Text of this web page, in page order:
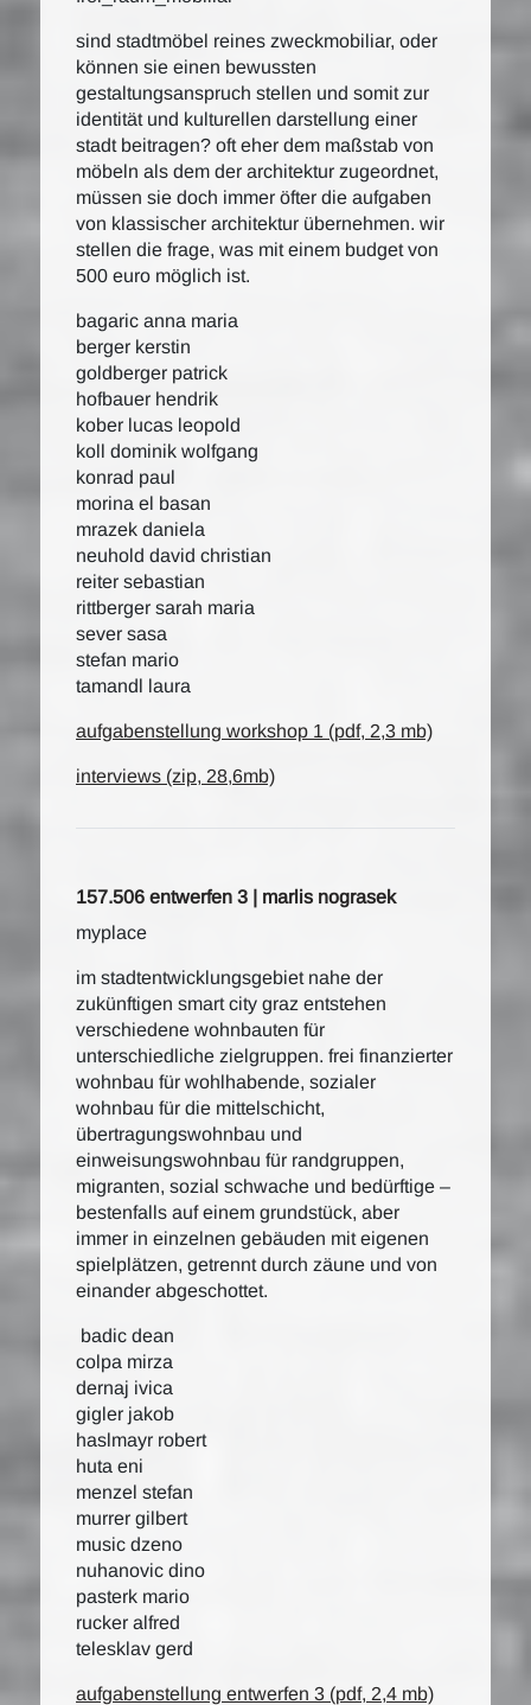
sind stadtmöbel reines zweckmobiliar, oder
können sie einen bewussten
gestaltungsanspruch stellen und somit zur
identität und kulturellen darstellung einer
stadt beitragen? oft eher dem maßstab von
möbeln als dem der architektur zugeordnet,
müssen sie doch immer öfter die aufgaben
von klassischer architektur übernehmen. wir
stellen die frage, was mit einem budget von
500 euro möglich ist.
bagaric anna maria
berger kerstin
goldberger patrick
hofbauer hendrik
kober lucas leopold
koll dominik wolfgang
konrad paul
morina el basan
mrazek daniela
neuhold david christian
reiter sebastian
rittberger sarah maria
sever sasa
stefan mario
tamandl laura
aufgabenstellung workshop 1 (pdf, 2,3 mb)
interviews (zip, 28,6mb)
157.506 entwerfen 3 | marlis nograsek
myplace
im stadtentwicklungsgebiet nahe der
zukünftigen smart city graz entstehen
verschiedene wohnbauten für
unterschiedliche zielgruppen. frei finanzierter
wohnbau für wohlhabende, sozialer
wohnbau für die mittelschicht,
übertragungswohnbau und
einweisungswohnbau für randgruppen,
migranten, sozial schwache und bedürftige –
bestenfalls auf einem grundstück, aber
immer in einzelnen gebäuden mit eigenen
spielplätzen, getrennt durch zäune und von
einander abgeschottet.
badic dean
colpa mirza
dernaj ivica
gigler jakob
haslmayr robert
huta eni
menzel stefan
murrer gilbert
music dzeno
nuhanovic dino
pasterk mario
rucker alfred
telesklav gerd
aufgabenstellung entwerfen 3 (pdf, 2,4 mb)